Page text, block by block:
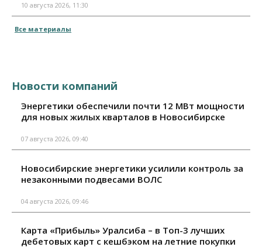
10 августа 2026, 11:30
Все материалы
Новости компаний
Энергетики обеспечили почти 12 МВт мощности
для новых жилых кварталов в Новосибирске
07 августа 2026, 09:40
Новосибирские энергетики усилили контроль за
незаконными подвесами ВОЛС
04 августа 2026, 09:46
Карта «Прибыль» Уралсиба – в Топ-3 лучших
дебетовых карт с кешбэком на летние покупки